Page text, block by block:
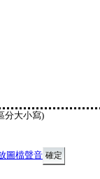
分大小寫)
圖檔聲音